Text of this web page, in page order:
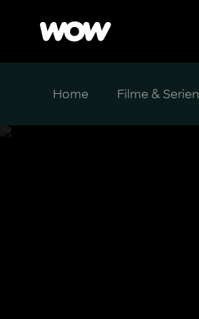
Home Filme & Serien